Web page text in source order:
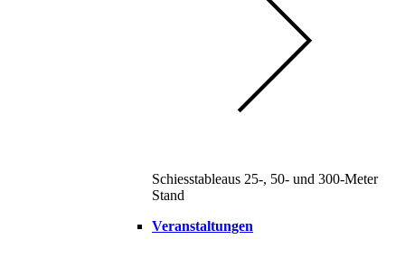
Schiesstableaus 25-, 50- und 300-Meter
Stand
Veranstaltungen